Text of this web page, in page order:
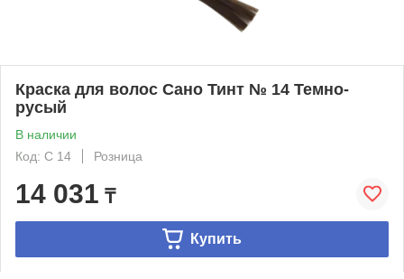
Краска для волос Сано Тинт № 14 Темно-
русый
В наличии
Код: С 14
Розница
14 031 ₸
Купить